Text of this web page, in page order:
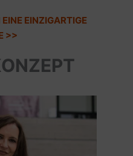
EINZIGARTIGE
>>